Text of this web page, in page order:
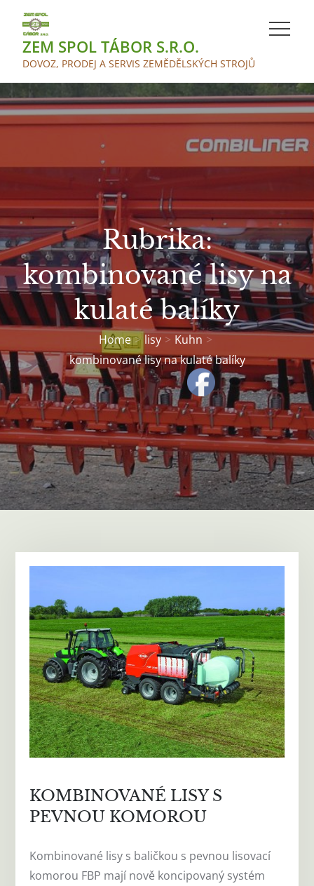
contentZEM SPOL TÁBOR S.R.O.
DOVOZ, PRODEJ A SERVIS ZEMĚDĚLSKÝCH STROJŮ
Rubrika:
kombinované lisy na
kulaté balíky
Home lisy
Kuhn
kombinované lisy na kulaté balíky
KOMBINOVANÉ LISY S
PEVNOU KOMOROU
Kombinované lisy s baličkou s pevnou lisovací
komorou FBP mají nově koncipovaný systém